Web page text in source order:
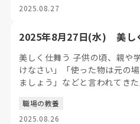
2025.08.27
2025年8月27日(水) 美し
美しく仕舞う 子供の頃、親や
けなさい」「使った物は元の
ましょう」などと言われてき
職場の教養
2025.08.26